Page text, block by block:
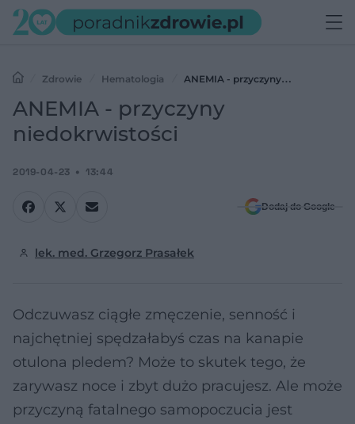
Zdrowie Hematologia
ANEMIA - przyczyny
niedokrwistości
ANEMIA - przyczyny
niedokrwistości
2019-04-23 13:44
Dodaj do Google
lek. med. Grzegorz Prasałek
Odczuwasz ciągłe zmęczenie, senność i
najchętniej spędzałabyś czas na kanapie
otulona pledem? Może to skutek tego, że
zarywasz noce i zbyt dużo pracujesz. Ale może
przyczyną fatalnego samopoczucia jest